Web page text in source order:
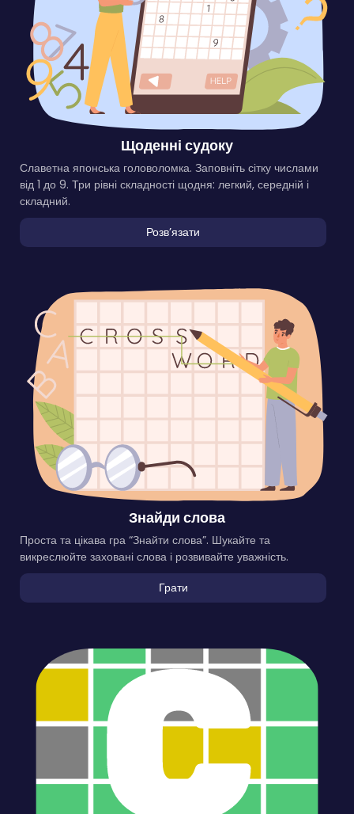
Щоденні судоку
Славетна японська головоломка. Заповніть сітку числами
від 1 до 9. Три рівні складності щодня: легкий, середній і
складний.
Розвʼязати
Знайди слова
Проста та цікава гра “Знайти слова”. Шукайте та
викреслюйте заховані слова і розвивайте уважність.
Грати